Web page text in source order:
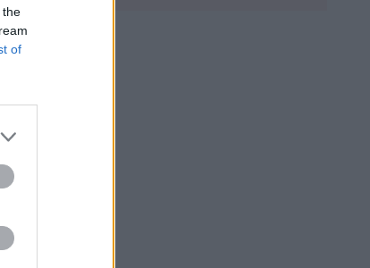
the
of